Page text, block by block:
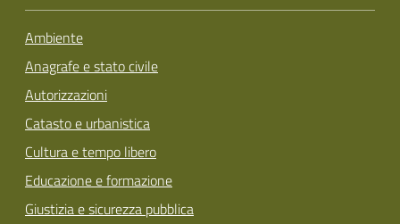
Ambiente
Anagrafe e stato civile
Autorizzazioni
Catasto e urbanistica
Cultura e tempo libero
Educazione e formazione
Giustizia e sicurezza pubblica